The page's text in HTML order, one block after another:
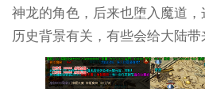
神龙的角色，后来也堕入魔道
历史背景有关，有些会给大陆带